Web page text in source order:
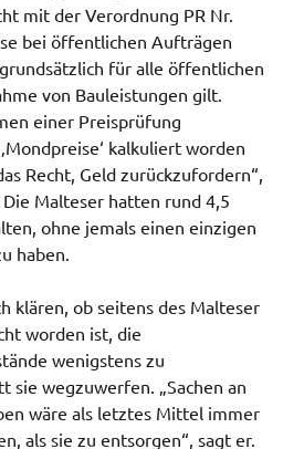
mit der Verordnung PR Nr.
bei öffentlichen Aufträgen
für alle öffentlichen
von Bauleistungen gilt.
einer Preisprüfung
kalkuliert worden
Recht, Geld zurückzufordern“,
Malteser hatten rund 4,5
ohne jemals einen einzigen
haben.
klären, ob seitens des Malteser
worden ist, die
wenigstens zu
sie wegzuwerfen. „Sachen an
wäre als letztes Mittel immer
als sie zu entsorgen“, sagt er.